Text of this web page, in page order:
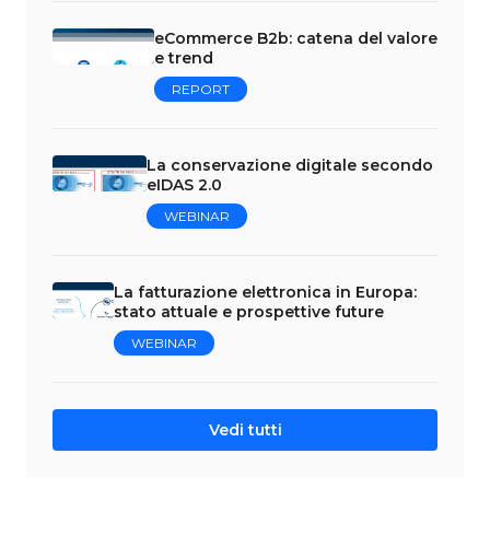
eCommerce B2b: catena del valore
e trend
REPORT
La conservazione digitale secondo
eIDAS 2.0
WEBINAR
La fatturazione elettronica in Europa:
stato attuale e prospettive future
WEBINAR
Vedi tutti